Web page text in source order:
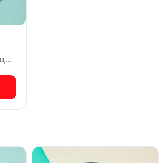
Белый соус, сыр моцарелла, куриное филе, ананасы, помидоры черри, сыр чеддер, руккола, орегано